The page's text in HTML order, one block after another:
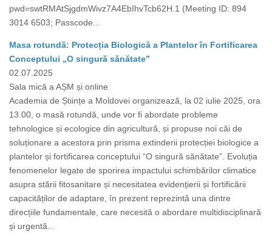
pwd=swtRMAtSjgdmWivz7A4EbIhvTcb62H.1 (Meeting ID: 894
3014 6503; Passcode...
Masa rotundă: Protecția Biologică a Plantelor în Fortificarea
Conceptului „O singură sănătate”
02.07.2025
Sala mică a AȘM și online
Academia de Științe a Moldovei organizează, la 02 iulie 2025, ora
13.00, o masă rotundă, unde vor fi abordate probleme
tehnologice și ecologice din agricultură, și propuse noi căi de
soluționare a acestora prin prisma extinderii protecției biologice a
plantelor și fortificarea conceptului “O singură sănătate”. Evoluția
fenomenelor legate de sporirea impactului schimbărilor climatice
asupra stării fitosanitare și necesitatea evidențierii și fortificării
capacităților de adaptare, în prezent reprezintă una dintre
direcțiile fundamentale, care necesită o abordare multidisciplinară
și urgentă...